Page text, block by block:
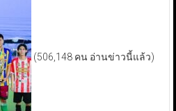
(506,148 คน อ่านข่าวนี้แล้ว)